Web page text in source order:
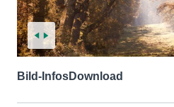
Bild-InfosDownload